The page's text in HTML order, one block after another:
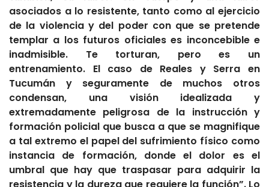
asociados a lo resistente, tanto como al ejercicio
de la violencia y del poder con que se pretende
templar a los futuros oficialeses inconcebible e
inadmisible. Te torturan, pero es un
entrenamiento. El caso de Reales y Serra en
Tucumán y seguramente de muchos otros
condensan, una visión idealizada y
extremadamente peligrosa de la instrucción y
formación policial que busca a que se magnifique
a tal extremo el papel del sufrimiento físico como
instancia de formación, donde el dolor es el
umbral que hay que traspasar para adquirir la